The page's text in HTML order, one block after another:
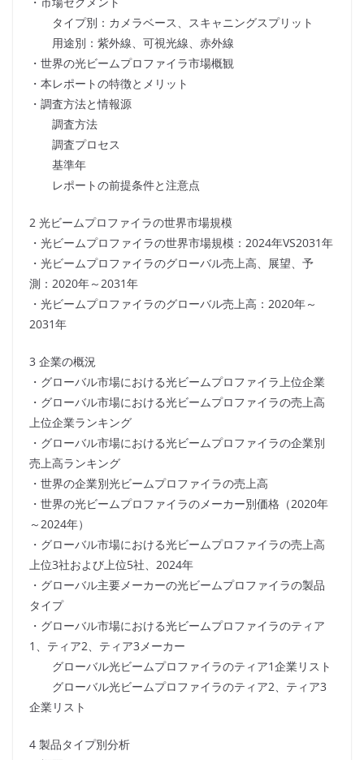
タイプ別：カメラベース、スキャニングスプリット
用途別：紫外線、可視光線、赤外線
・世界の光ビームプロファイラ市場概観
・本レポートの特徴とメリット
・調査方法と情報源
調査方法
調査プロセス
基準年
レポートの前提条件と注意点
2 光ビームプロファイラの世界市場規模
・光ビームプロファイラの世界市場規模：2024年VS2031年
・光ビームプロファイラのグローバル売上高、展望、予
測：2020年～2031年
・光ビームプロファイラのグローバル売上高：2020年～
2031年
3 企業の概況
・グローバル市場における光ビームプロファイラ上位企業
・グローバル市場における光ビームプロファイラの売上高
上位企業ランキング
・グローバル市場における光ビームプロファイラの企業別
売上高ランキング
・世界の企業別光ビームプロファイラの売上高
・世界の光ビームプロファイラのメーカー別価格（2020年
～2024年）
・グローバル市場における光ビームプロファイラの売上高
上位3社および上位5社、2024年
・グローバル主要メーカーの光ビームプロファイラの製品
タイプ
・グローバル市場における光ビームプロファイラのティア
1、ティア2、ティア3メーカー
グローバル光ビームプロファイラのティア1企業リスト
グローバル光ビームプロファイラのティア2、ティア3
企業リスト
4 製品タイプ別分析